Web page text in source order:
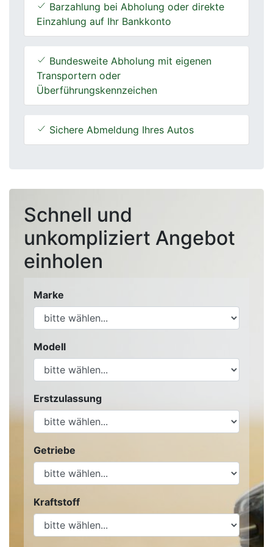
Barzahlung bei Abholung oder direkte
Einzahlung auf Ihr Bankkonto
Bundesweite Abholung mit eigenen
Transportern oder
Überführungskennzeichen
Sichere Abmeldung Ihres Autos
Schnell und
unkompliziert Angebot
einholen
Marke
Modell
Erstzulassung
Getriebe
Kraftstoff